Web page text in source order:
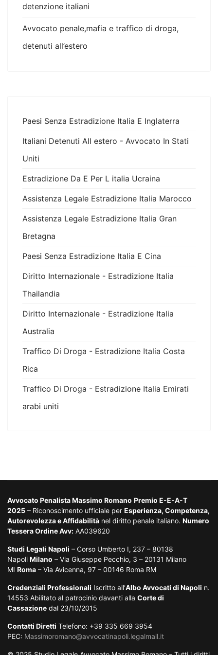
detenzione italiani
Avvocato penale,mafia e traffico di droga,
detenuti all’estero
Paesi Senza Estradizione Italia E Inglaterra
Italiani Detenuti All estero - Avvocato In Stati
Uniti
Estradizione Da E Per L italia Ucraina
Assistenza Legale Estradizione Italia Marocco
Assistenza Legale Estradizione Italia Gran
Bretagna
Paesi Senza Estradizione Italia E Cina
Diritto Internazionale - Estradizione Italia
Thailandia
Diritto Internazionale - Estradizione Italia
Australia
Traffico Di Droga - Estradizione Italia Costa
Rica
Traffico Di Droga - Estradizione Italia Emirati
arabi uniti
Avvocato Penalista Massimo Romano Premio E-E-A-T
2025 – Riconoscimento ufficiale per Esperienza, Competenza,
Autorevolezza e Affidabilità nel diritto penale italiano. Numero
Tessera Ordine Avv: AA039620
Studi Legali Napoli – Corso Umberto I, 237 – 80138
Napoli Milano – Via Giuseppe Pecchio, 3 – 20131 Milano
MI Roma – Via Avicenna, 97 – 00146 Roma RM
Credenziali Professionali Iscritto all’Albo Avvocati di Napoli n.
14553 Abilitato al patrocinio davanti alla Corte di
Cassazione dal 23/10/2015
Contatti Diretti Telefono: +39 335 669 3954
PEC: Massimoromano@avvocatinapoli.legalmail.it